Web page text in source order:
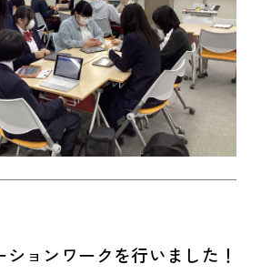
ョンワークを行いました！